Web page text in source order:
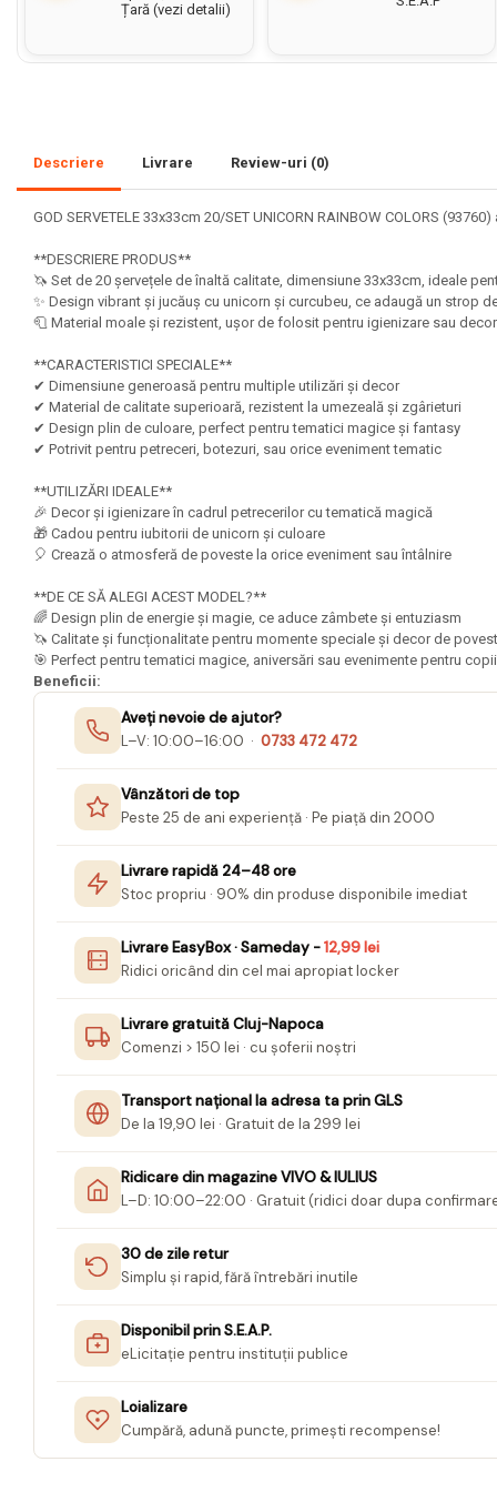
Culori si vopsele acrilice
pictura copii
Pensule scolare bucata
Pensule scolare set
Lipiciuri
Foarfece pentru copii
Hartie si carton colorate
Hartie Creponata, Hartie
Mape Birou/ Dosare Scolare
Trusa geometrie scolara
plastic
Sticle, caserole, pusculite,
suporturi copii
Etichete scolare
Stickere scolare
Seturi scolare
Plastilina, Planseta plastilina
Radiera
Socotitoare, Betisoare
Carti de Colorat pentru copii
Carti Educative
Carnetele notite copii
Jurnale cu cheita, lacat,
magnet
Pasta modelatoare
Harti de perete
Creta scolara
Glob Pamantesc Scolar
Materiale Didactice
Instrumente geometrie pentru
tabla scolara
Tablite de desenat magnetice
Sugativa
Articole papetarie pentru copii
Banda adeziva
Țară (vezi detalii)
Descriere Livrare Review-uri (0)
GOD SERVETELE 33x33cm 20/SET UNICORN RAINBOW COLORS
**DESCRIERE PRODUS**
🦄 Set de 20 șervețele de înaltă calitate, dimensiune 33x33cm, ideale
✨ Design vibrant și jucăuș cu unicorn și curcubeu, ce adaugă un strop
🧻 Material moale și rezistent, ușor de folosit pentru igienizare sau decor
**CARACTERISTICI SPECIALE**
✔ Dimensiune generoasă pentru multiple utilizări și decor
✔ Material de calitate superioară, rezistent la umezeală și zgârieturi
✔ Design plin de culoare, perfect pentru tematici magice și fantasy
✔ Potrivit pentru petreceri, botezuri, sau orice eveniment tematic
**UTILIZĂRI IDEALE**
🎉 Decor și igienizare în cadrul petrecerilor cu tematică magică
🎁 Cadou pentru iubitorii de unicorn și culoare
🎈 Crează o atmosferă de poveste la orice eveniment sau întâlnire
**DE CE SĂ ALEGI ACEST MODEL?**
🌈 Design plin de energie și magie, ce aduce zâmbete și entuziasm
🦄 Calitate și funcționalitate pentru momente speciale și decor de
🎯 Perfect pentru tematici magice, aniversări sau evenimente pentru
Beneficii:
Aveți nevoie de ajutor?
L–V: 10:00–16:00 · 0733 472 472
Vânzători de top
Peste 25 de ani experiență · Pe piață din 2000
Livrare rapidă 24–48 ore
Stoc propriu · 90% din produse disponibile imediat
Livrare EasyBox · Sameday -12,99 lei
Ridici oricând din cel mai apropiat locker
Livrare gratuită Cluj-Napoca
Comenzi > 150 lei · cu șoferii noștri
Transport național la adresa ta prin GLS
De la 19,90 lei · Gratuit de la 299 lei
Ridicare din magazine VIVO & IULIUS
L–D: 10:00–22:00 · Gratuit (ridici doar dupa
30 de zile retur
Simplu și rapid, fără întrebări inutile
Disponibil prin S.E.A.P.
eLicitație pentru instituții publice
Loializare
Cumpără, adună puncte, primești recompense!